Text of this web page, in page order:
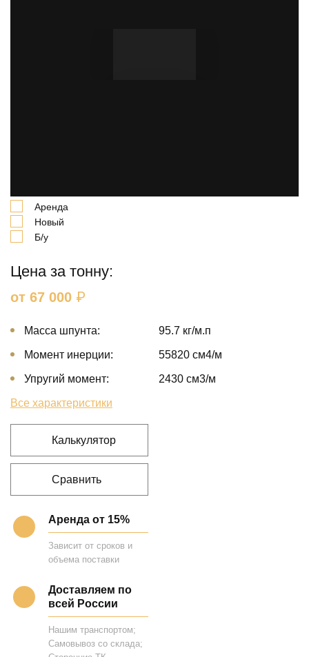
Аренда
Новый
Б/у
Цена за тонну:
от 67 000 ₽
Масса шпунта: 95.7 кг/м.п
Момент инерции: 55820 cм4/м
Упругий момент: 2430 cм3/м
Все характеристики
Калькулятор
Сравнить
Аренда от 15%
Зависит от сроков и
объема поставки
Доставляем по
всей России
Нашим транспортом;
Самовывоз со склада;